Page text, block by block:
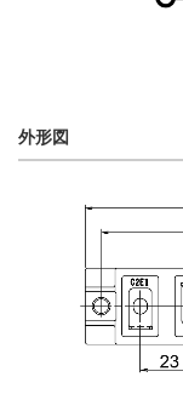
外形図